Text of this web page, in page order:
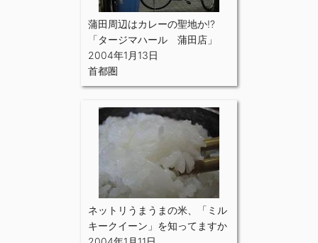
蒲田周辺はカレーの聖地か!?
「タージマハール 蒲田店」
2004年1月13日
首都圏
ネットリうまうまの米、「ミル
キークイーン」を知ってますか